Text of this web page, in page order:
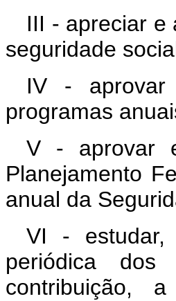
III - apreciar e
seguridade
IV - aprovar
programas
V - aprovar
Planejamento
anual da
VI - estudar,
periódica
contribuição,